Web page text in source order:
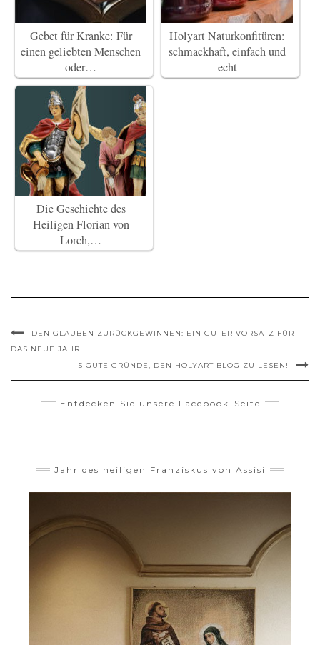
Gebet für Kranke: Für
einen geliebten Menschen
oder…
Holyart Naturkonfitüren:
schmackhaft, einfach und
echt
Die Geschichte des
Heiligen Florian von
Lorch,…
DEN GLAUBEN ZURÜCKGEWINNEN: EIN GUTER VORSATZ FÜR
DAS NEUE JAHR
5 GUTE GRÜNDE, DEN HOLYART BLOG ZU LESEN!
Entdecken Sie unsere Facebook-Seite
Jahr des heiligen Franziskus von Assisi